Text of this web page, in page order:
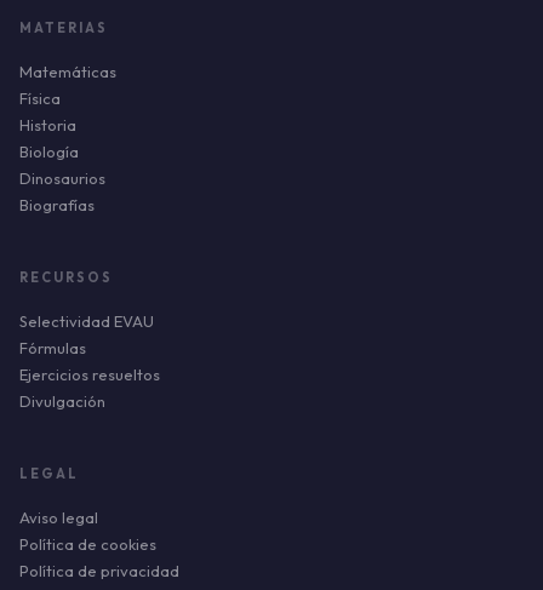
MATERIAS
Matemáticas
Física
Historia
Biología
Dinosaurios
Biografías
RECURSOS
Selectividad EVAU
Fórmulas
Ejercicios resueltos
Divulgación
LEGAL
Aviso legal
Política de cookies
Política de privacidad